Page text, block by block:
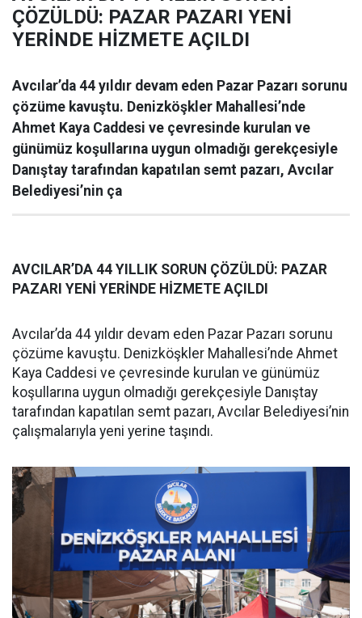
ÇÖZÜLDÜ: PAZAR PAZARI YENİ
YERİNDE HİZMETE AÇILDI
Avcılar’da 44 yıldır devam eden Pazar Pazarı sorunu
çözüme kavuştu. Denizköşkler Mahallesi’nde
Ahmet Kaya Caddesi ve çevresinde kurulan ve
günümüz koşullarına uygun olmadığı gerekçesiyle
Danıştay tarafından kapatılan semt pazarı, Avcılar
Belediyesi’nin ça
AVCILAR’DA 44 YILLIK SORUN ÇÖZÜLDÜ: PAZAR
PAZARI YENİ YERİNDE HİZMETE AÇILDI
Avcılar’da 44 yıldır devam eden Pazar Pazarı sorunu
çözüme kavuştu. Denizköşkler Mahallesi’nde Ahmet
Kaya Caddesi ve çevresinde kurulan ve günümüz
koşullarına uygun olmadığı gerekçesiyle Danıştay
tarafından kapatılan semt pazarı, Avcılar Belediyesi’nin
çalışmalarıyla yeni yerine taşındı.